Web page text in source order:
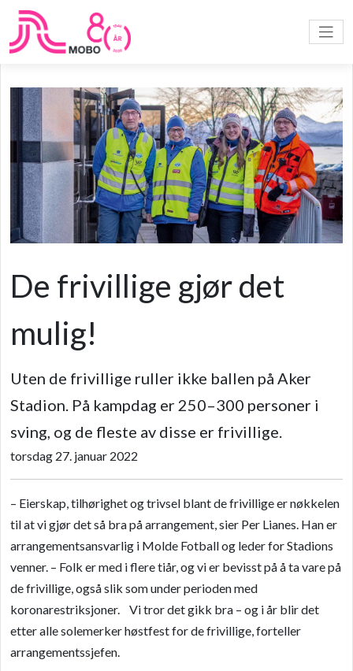
De frivillige gjør det
mulig!
Uten de frivillige ruller ikke ballen på Aker
Stadion. På kampdag er 250–300 personer i
sving, og de fleste av disse er frivillige.
torsdag 27. januar 2022
– Eierskap, tilhørighet og trivsel blant de frivillige er nøkkelen
til at vi gjør det så bra på arrangement, sier Per Lianes. Han er
arrangementsansvarlig i Molde Fotball og leder for Stadions
venner. – Folk er med i flere tiår, og vi er bevisst på å ta vare på
de frivillige, også slik som under perioden med
koronarestriksjoner. Vi tror det gikk bra – og i år blir det
etter alle solemerker høstfest for de frivillige, forteller
arrangementssjefen.